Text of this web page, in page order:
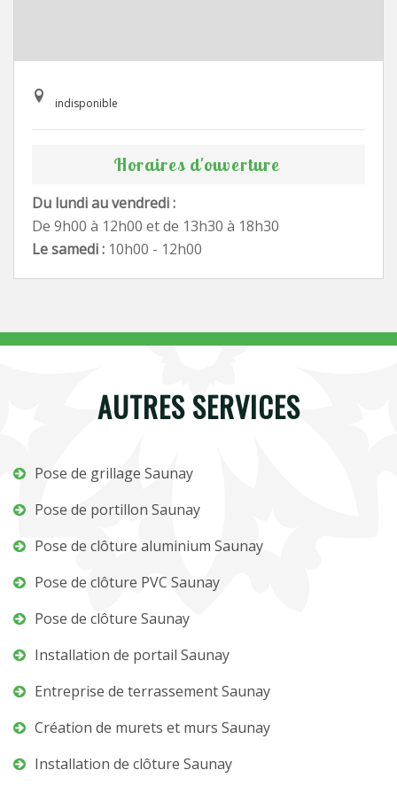
indisponible
Horaires d'ouverture
Du lundi au vendredi :
De 9h00 à 12h00 et de 13h30 à 18h30
Le samedi : 10h00 - 12h00
AUTRES SERVICES
Pose de grillage Saunay
Pose de portillon Saunay
Pose de clôture aluminium Saunay
Pose de clôture PVC Saunay
Pose de clôture Saunay
Installation de portail Saunay
Entreprise de terrassement Saunay
Création de murets et murs Saunay
Installation de clôture Saunay